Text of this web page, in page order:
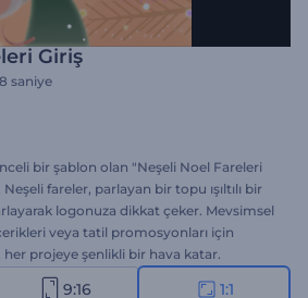
Giriş
8 saniye
bir şablon olan "Neşeli Noel Fareleri
fareler, parlayan bir topu ışıltılı bir
logonuza dikkat çeker. Mevsimsel
veya tatil promosyonları için
projeye şenlikli bir hava katar.
yazın ve hareketli bir müzik parçası
9:16 1:1